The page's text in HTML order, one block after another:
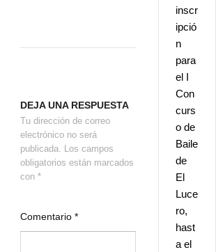
DEJA UNA RESPUESTA
Tu dirección de correo
electrónico no será
publicada. Los campos
obligatorios están marcados
con*
Comentario*
inscr
ipció
n
para
el I
Con
curs
o de
Baile
de
El
Luce
ro,
hast
a el